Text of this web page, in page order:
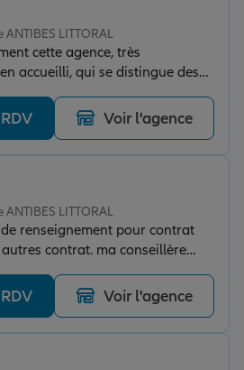
LITTORAL
cette agence, très
accueilli, qui se distingue des
Voir l'agence
LITTORAL
renseignement pour contrat
contrat. ma conseillère
vraiment approfondi a mes
recherche et conseil ,a pris sur
précise .un grand merci je
Voir l'agence